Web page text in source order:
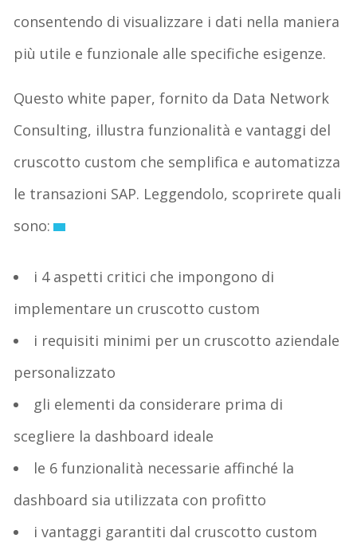
consentendo di visualizzare i dati nella maniera
più utile e funzionale alle specifiche esigenze.
Questo white paper, fornito da Data Network
Consulting, illustra funzionalità e vantaggi del
cruscotto custom che semplifica e automatizza
le transazioni SAP. Leggendolo, scoprirete quali
sono:
i 4 aspetti critici che impongono di
implementare un cruscotto custom
i requisiti minimi per un cruscotto aziendale
personalizzato
gli elementi da considerare prima di
scegliere la dashboard ideale
le 6 funzionalità necessarie affinché la
dashboard sia utilizzata con profitto
i vantaggi garantiti dal cruscotto custom